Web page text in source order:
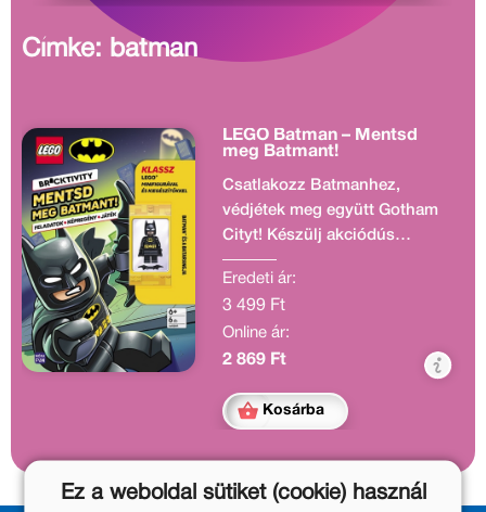
Címke: batman
LEGO Batman – Mentsd
meg Batmant!
Csatlakozz Batmanhez,
védjétek meg együtt Gotham
Cityt! Készülj akciódús
feladatokra, labirintusokra és
rejtvényekre!
Játssz az oldalakon a
minifiguráddal! Tudj meg
érdekességeket! Élvezd a
játékötleteket!
BRICKTIVITY-vel! A
BRICKTIVITY könyvek
Eredeti ár:
3 499 Ft
Online ár:
2 869 Ft
Kosárba
Ez a weboldal sütiket (cookie) használ